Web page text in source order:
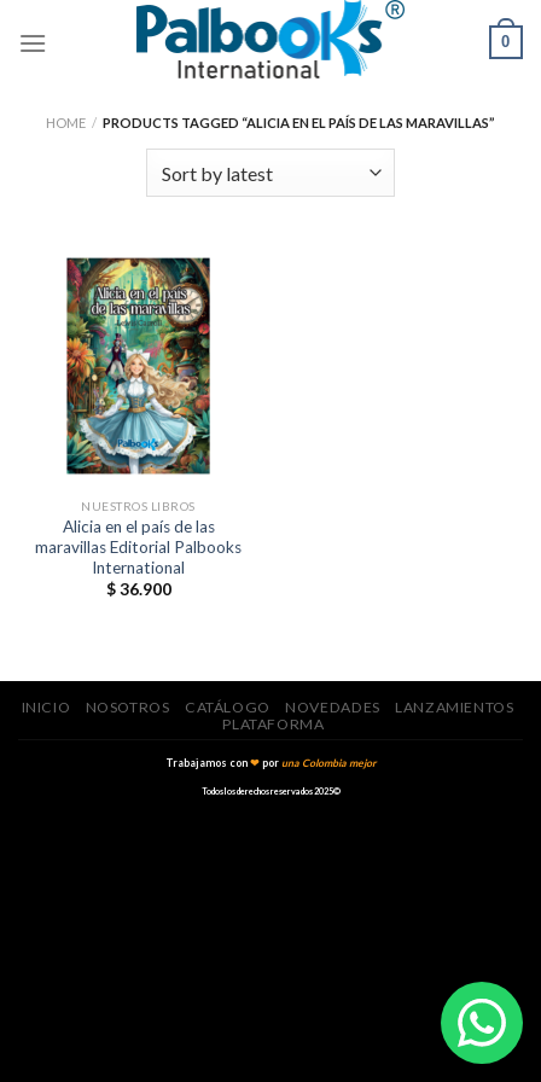
0
HOME / PRODUCTS TAGGED “ALICIA EN EL PAÍS DE LAS MARAVILLAS”
NUESTROS LIBROS
Alicia en el país de las
maravillas Editorial Palbooks
International
$36.900
INICIO NOSOTROS CATÁLOGO NOVEDADES
LANZAMIENTOS
PLATAFORMA
Trabajamos con❤poruna Colombia mejor
Todos los derechos reservados 2025©️